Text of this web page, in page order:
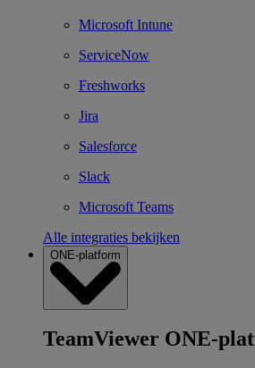
Microsoft Intune
ServiceNow
Freshworks
Jira
Salesforce
Slack
Microsoft Teams
Alle integraties bekijken
ONE-platform
TeamViewer ONE-